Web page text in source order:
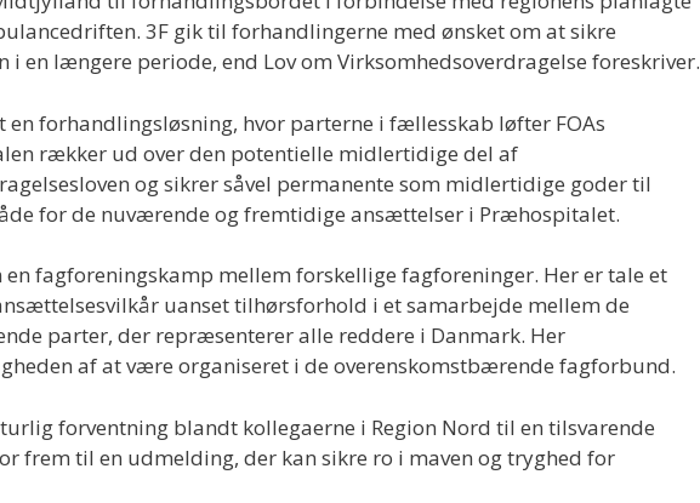
3F gik til forhandlingerne med ønsket om at sikre
i en længere periode, end Lov om Virksomhedsoverdragelse foreskriver.
en forhandlingsløsning, hvor parterne i fællesskab løfter FOAs
rækker ud over den potentielle midlertidige del af
og sikrer såvel permanente som midlertidige goder til
for de nuværende og fremtidige ansættelser i Præhospitalet.
en fagforeningskamp mellem forskellige fagforeninger. Her er tale et
uanset tilhørsforhold i et samarbejde mellem de
parter, der repræsenterer alle reddere i Danmark. Her
af at være organiseret i de overenskomstbærende fagforbund.
forventning blandt kollegaerne i Region Nord til en tilsvarende
frem til en udmelding, der kan sikre ro i maven og tryghed for